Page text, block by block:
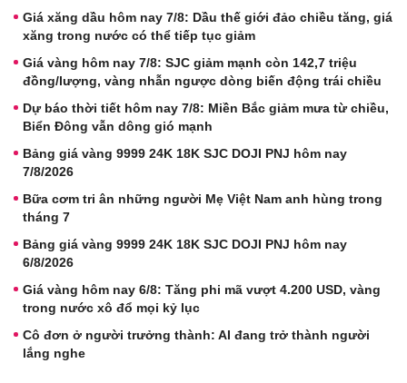
Giá xăng dầu hôm nay 7/8: Dầu thế giới đảo chiều tăng, giá
xăng trong nước có thể tiếp tục giảm
Giá vàng hôm nay 7/8: SJC giảm mạnh còn 142,7 triệu
đồng/lượng, vàng nhẫn ngược dòng biến động trái chiều
Dự báo thời tiết hôm nay 7/8: Miền Bắc giảm mưa từ chiều,
Biển Đông vẫn dông gió mạnh
Bảng giá vàng 9999 24K 18K SJC DOJI PNJ hôm nay
7/8/2026
Bữa cơm tri ân những người Mẹ Việt Nam anh hùng trong
tháng 7
Bảng giá vàng 9999 24K 18K SJC DOJI PNJ hôm nay
6/8/2026
Giá vàng hôm nay 6/8: Tăng phi mã vượt 4.200 USD, vàng
trong nước xô đổ mọi kỷ lục
Cô đơn ở người trưởng thành: AI đang trở thành người
lắng nghe